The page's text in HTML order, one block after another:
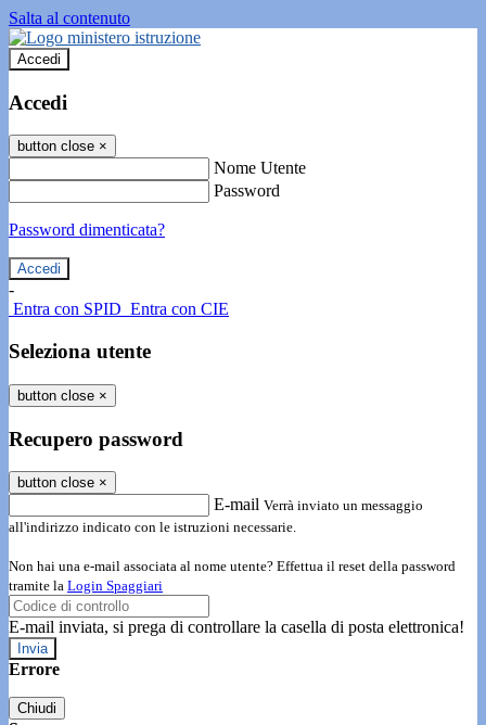
Salta al contenuto
Accedi
Accedi
button close ×
Nome Utente
Password
Password dimenticata?
-
Entra con SPID Entra con CIE
Seleziona utente
button close ×
Recupero password
button close ×
E-mail Verrà inviato un messaggio
all'indirizzo indicato con le istruzioni necessarie.
Non hai una e-mail associata al nome utente? Effettua il reset della password
tramite la Login Spaggiari
E-mail inviata, si prega di controllare la casella di posta elettronica!
Errore
Chiudi